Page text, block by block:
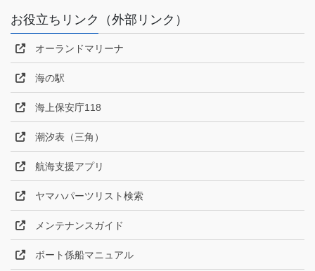
お役立ちリンク（外部リンク）
オーランドマリーナ
海の駅
海上保安庁118
潮汐表（三角）
航海支援アプリ
ヤマハパーツリスト検索
メンテナンスガイド
ボート係船マニュアル